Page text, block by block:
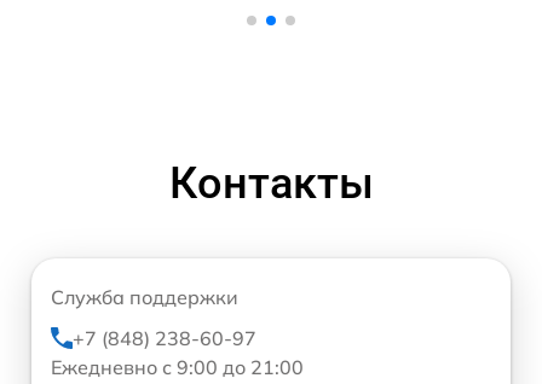
Контакты
Служба поддержки
+7 (848) 238-60-97
Ежедневно с 9:00 до 21:00